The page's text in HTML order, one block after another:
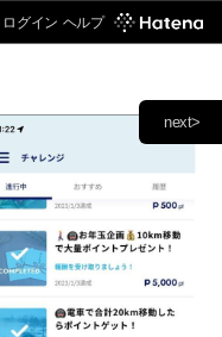
ログイン ヘルプ
next>